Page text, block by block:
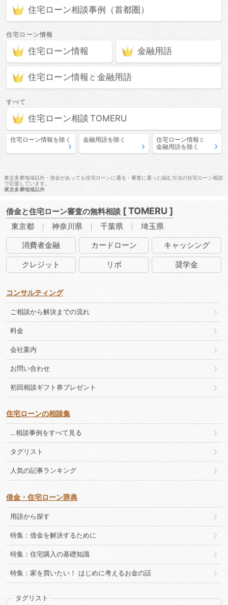
東京多摩地域以外・借金があっても住宅ローンに通る・審査に通った組む方法の住宅ローン相談
で応援しています。
東京多摩地域以外
住宅ローン相談事例 （首都圏）
住宅ローン情報
住宅ローン情報 金融用語
住宅ローン情報 と 金融用語
すべて
住宅ローン相談
住宅ローン情報を除く 金融用語を除く 住宅ローン情報 と
金融用語を除く
借金と住宅ローン審査の無料相談 [ TOMERU ]
東京都 神奈川県 千葉県
埼玉県
消費者金融 カード ローン キャッシング
クレジット リボ 奨学金
コンサルティング
ご相談から解決までの流れ
料金
会社案内
お問い合わせ
初回相談ギフト券プレゼント
住宅ローンの相談集
…相談事例をすべて見る
タグリスト
人気の記事ランキング
借金・住宅ローン辞典
用語から探す
特集：借金を解決するために
特集：住宅購入の基礎知識
特集：家を買いたい！ はじめに考えるお金の話
タグリスト